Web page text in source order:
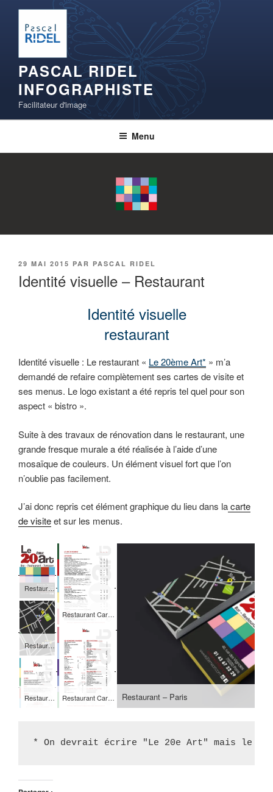
contenu
PASCAL RIDEL
INFOGRAPHISTE
Facilitateur d'image
Menu
PUBLIÉ
29 MAI 2015 PAR PASCAL RIDEL
Identité visuelle – Restaurant
Identité visuelle
restaurant
Identité visuelle : Le restaurant « Le 20ème Art* » m’a
demandé de refaire complètement ses cartes de visite et
ses menus. Le logo existant a été repris tel quel pour son
aspect « bistro ».
Suite à des travaux de rénovation dans le restaurant, une
grande fresque murale a été réalisée à l’aide d’une
mosaïque de couleurs. Un élément visuel fort que l’on
n’oublie pas facilement.
J’ai donc repris cet élément graphique du lieu dans lacarte
de visiteet sur les menus.
Restaurant – recto
Restaurant – verso
Restaurant Menu
Restaurant Carte des vins
Restaurant Carte des boissons Restaurant – Paris
* On devrait écrire "Le 20e Art" mais le